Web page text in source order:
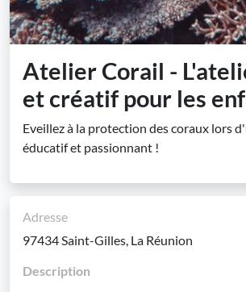
Atelier Corail -
et créatif pour les
Eveillez à la protection des coraux lors
éducatif et passionnant !
Adresse
97434 Saint-Gilles, La Réunion
Description